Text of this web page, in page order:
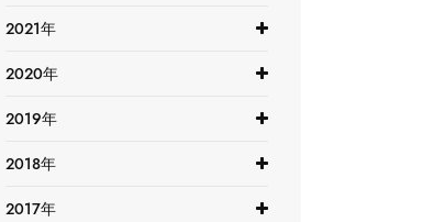
2021年
2020年
2019年
2018年
2017年